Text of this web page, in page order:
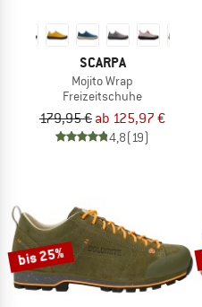
SCARPA
Mojito Wrap
Freizeitschuhe
179,95 € ab 125,97 €
4,8(19)
bis 25%